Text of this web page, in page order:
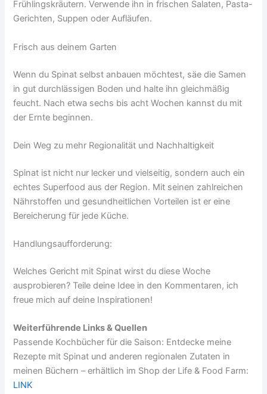
Frühlingskräutern. Verwende ihn in frischen Salaten, Pasta-
Gerichten, Suppen oder Aufläufen.
Frisch aus deinem Garten
Wenn du Spinat selbst anbauen möchtest, säe die Samen
in gut durchlässigen Boden und halte ihn gleichmäßig
feucht. Nach etwa sechs bis acht Wochen kannst du mit
der Ernte beginnen.
Dein Weg zu mehr Regionalität und Nachhaltigkeit
Spinat ist nicht nur lecker und vielseitig, sondern auch ein
echtes Superfood aus der Region. Mit seinen zahlreichen
Nährstoffen und gesundheitlichen Vorteilen ist er eine
Bereicherung für jede Küche.
Handlungsaufforderung:
Welches Gericht mit Spinat wirst du diese Woche
ausprobieren? Teile deine Idee in den Kommentaren, ich
freue mich auf deine Inspirationen!
Weiterführende Links & Quellen
Passende Kochbücher für die Saison: Entdecke meine
Rezepte mit Spinat und anderen regionalen Zutaten in
meinen Büchern – erhältlich im Shop der Life & Food Farm:
LINK